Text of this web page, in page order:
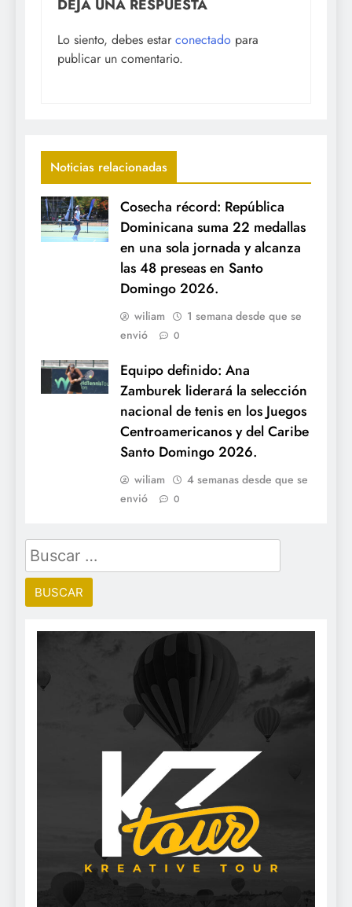
DEJA UNA RESPUESTA
Lo siento, debes estar conectado para
publicar un comentario.
Noticias relacionadas
Cosecha récord: República
Dominicana suma 22 medallas
en una sola jornada y alcanza
las 48 preseas en Santo
Domingo 2026.
wiliam
1 semana desde que se
envió
0
Equipo definido: Ana
Zamburek liderará la selección
nacional de tenis en los Juegos
Centroamericanos y del Caribe
Santo Domingo 2026.
wiliam
4 semanas desde que se
envió
0
Buscar: